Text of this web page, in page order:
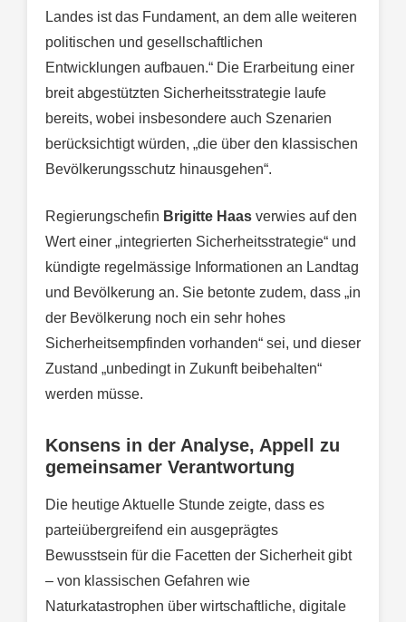
Landes ist das Fundament, an dem alle weiteren
politischen und gesellschaftlichen
Entwicklungen aufbauen.“ Die Erarbeitung einer
breit abgestützten Sicherheitsstrategie laufe
bereits, wobei insbesondere auch Szenarien
berücksichtigt würden, „die über den klassischen
Bevölkerungsschutz hinausgehen“.
Regierungschefin Brigitte Haas verwies auf den
Wert einer „integrierten Sicherheitsstrategie“ und
kündigte regelmässige Informationen an Landtag
und Bevölkerung an. Sie betonte zudem, dass „in
der Bevölkerung noch ein sehr hohes
Sicherheitsempfinden vorhanden“ sei, und dieser
Zustand „unbedingt in Zukunft beibehalten“
werden müsse.
Konsens in der Analyse, Appell zu
gemeinsamer Verantwortung
Die heutige Aktuelle Stunde zeigte, dass es
parteiübergreifend ein ausgeprägtes
Bewusstsein für die Facetten der Sicherheit gibt
– von klassischen Gefahren wie
Naturkatastrophen über wirtschaftliche, digitale